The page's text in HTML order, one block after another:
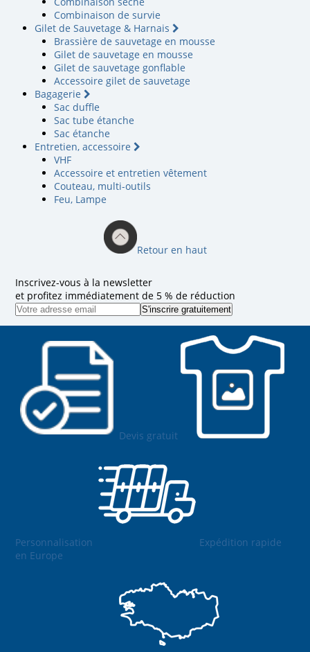
Combinaison de survie
Gilet de Sauvetage & Harnais
Brassière de sauvetage en mousse
Gilet de sauvetage en mousse
Gilet de sauvetage gonflable
Accessoire gilet de sauvetage
Bagagerie
Sac duffle
Sac tube étanche
Sac étanche
Entretien, accessoire
VHF
Accessoire et entretien vêtement
Couteau, multi-outils
Feu, Lampe
Retour en haut
Inscrivez-vous à la newsletter
et profitez immédiatement de 5 % de réduction
Devis gratuit
Personnalisation
Expédition rapide
en Europe